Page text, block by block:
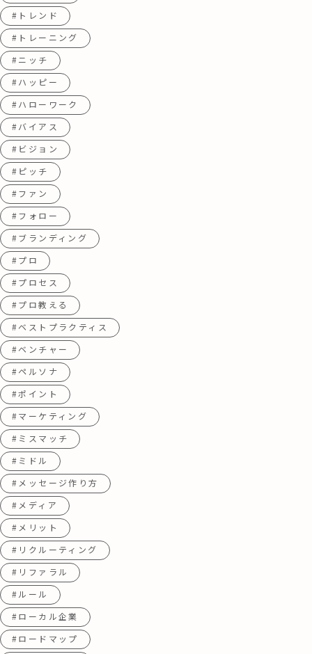
#トレンド
#トレーニング
#ニッチ
#ハッピー
#ハローワーク
#バイアス
#ビジョン
#ピッチ
#ファン
#フォロー
#ブランディング
#プロ
#プロセス
#プロ教える
#ベストプラクティス
#ベンチャー
#ペルソナ
#ポイント
#マーケティング
#ミスマッチ
#ミドル
#メッセージ作り方
#メディア
#メリット
#リクルーティング
#リファラル
#ルール
#ローカル企業
#ロードマップ